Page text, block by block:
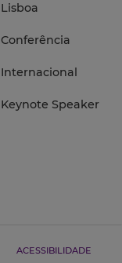
Lisboa
Conferência
Internacional
Keynote Speaker
ACESSIBILIDADE